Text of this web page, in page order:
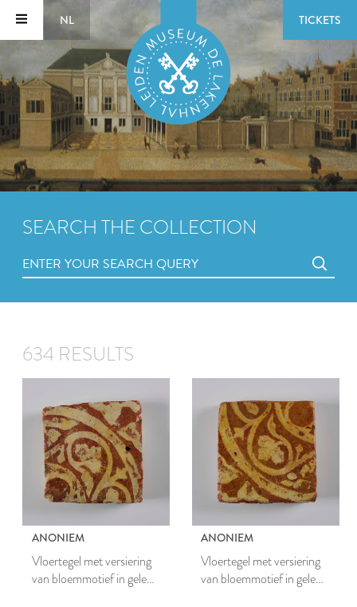
NL TICKETS
SEARCH THE COLLECTION
634 RESULTS
ANONIEM
Vloertegel met versiering
van bloemmotief in gele
ANONIEM
Vloertegel met versiering
van bloemmotief in gele